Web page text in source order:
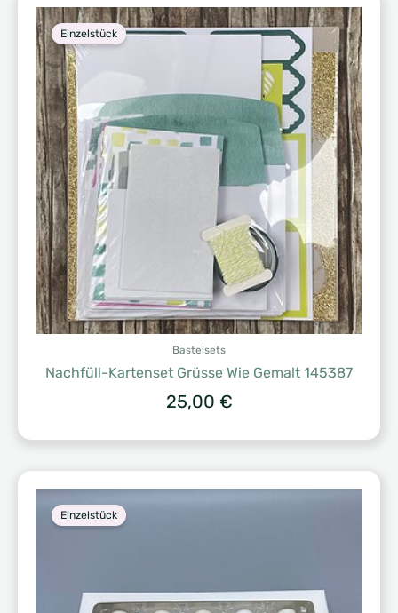
Einzelstück
Bastelsets
Nachfüll-Kartenset Grüsse Wie Gemalt 145387
25,00 €
Einzelstück